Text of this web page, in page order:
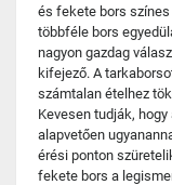
és fekete bors
többféle bors
nagyon gazdag
kifejező. A
számtalan ételhez
Kevesen tudják,
alapvetően
érési ponton
fekete bors a